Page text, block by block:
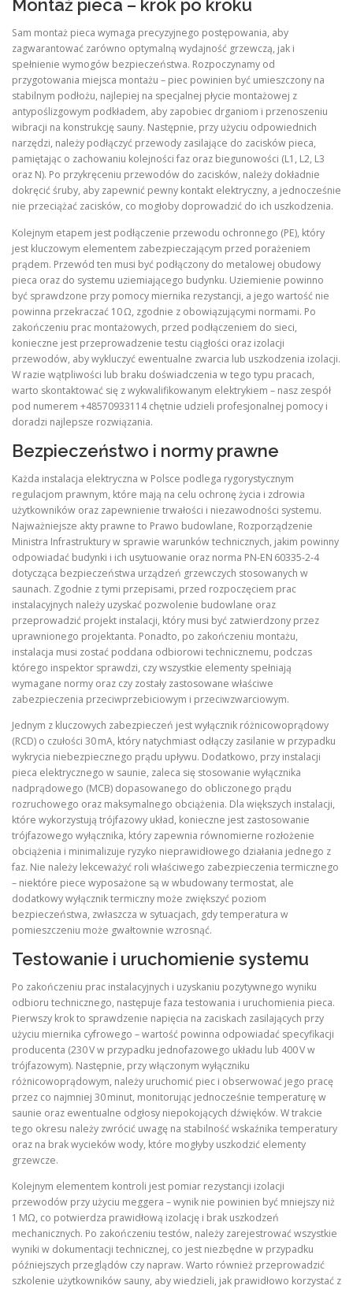
Montaż pieca – krok po kroku
Sam montaż pieca wymaga precyzyjnego postępowania, aby
zagwarantować zarówno optymalną wydajność grzewczą, jak i
spełnienie wymogów bezpieczeństwa. Rozpoczynamy od
przygotowania miejsca montażu – piec powinien być umieszczony na
stabilnym podłożu, najlepiej na specjalnej płycie montażowej z
antypoślizgowym podkładem, aby zapobiec drganiom i przenoszeniu
wibracji na konstrukcję sauny. Następnie, przy użyciu odpowiednich
narzędzi, należy podłączyć przewody zasilające do zacisków pieca,
pamiętając o zachowaniu kolejności faz oraz biegunowości (L1, L2, L3
oraz N). Po przykręceniu przewodów do zacisków, należy dokładnie
dokręcić śruby, aby zapewnić pewny kontakt elektryczny, a jednocześnie
nie przeciążać zacisków, co mogłoby doprowadzić do ich uszkodzenia.
Kolejnym etapem jest podłączenie przewodu ochronnego (PE), który
jest kluczowym elementem zabezpieczającym przed porażeniem
prądem. Przewód ten musi być podłączony do metalowej obudowy
pieca oraz do systemu uziemiającego budynku. Uziemienie powinno
być sprawdzone przy pomocy miernika rezystancji, a jego wartość nie
powinna przekraczać 10 Ω, zgodnie z obowiązującymi normami. Po
zakończeniu prac montażowych, przed podłączeniem do sieci,
konieczne jest przeprowadzenie testu ciągłości oraz izolacji
przewodów, aby wykluczyć ewentualne zwarcia lub uszkodzenia izolacji.
W razie wątpliwości lub braku doświadczenia w tego typu pracach,
warto skontaktować się z wykwalifikowanym elektrykiem – nasz zespół
pod numerem +48570933114 chętnie udzieli profesjonalnej pomocy i
doradzi najlepsze rozwiązania.
Bezpieczeństwo i normy prawne
Każda instalacja elektryczna w Polsce podlega rygorystycznym
regulacjom prawnym, które mają na celu ochronę życia i zdrowia
użytkowników oraz zapewnienie trwałości i niezawodności systemu.
Najważniejsze akty prawne to Prawo budowlane, Rozporządzenie
Ministra Infrastruktury w sprawie warunków technicznych, jakim powinny
odpowiadać budynki i ich usytuowanie oraz norma PN‑EN 60335‑2‑4
dotycząca bezpieczeństwa urządzeń grzewczych stosowanych w
saunach. Zgodnie z tymi przepisami, przed rozpoczęciem prac
instalacyjnych należy uzyskać pozwolenie budowlane oraz
przeprowadzić projekt instalacji, który musi być zatwierdzony przez
uprawnionego projektanta. Ponadto, po zakończeniu montażu,
instalacja musi zostać poddana odbiorowi technicznemu, podczas
którego inspektor sprawdzi, czy wszystkie elementy spełniają
wymagane normy oraz czy zostały zastosowane właściwe
zabezpieczenia przeciwprzebiciowym i przeciwzwarciowym.
Jednym z kluczowych zabezpieczeń jest wyłącznik różnicowoprądowy
(RCD) o czułości 30 mA, który natychmiast odłączy zasilanie w przypadku
wykrycia niebezpiecznego prądu upływu. Dodatkowo, przy instalacji
pieca elektrycznego w saunie, zaleca się stosowanie wyłącznika
nadprądowego (MCB) dopasowanego do obliczonego prądu
rozruchowego oraz maksymalnego obciążenia. Dla większych instalacji,
które wykorzystują trójfazowy układ, konieczne jest zastosowanie
trójfazowego wyłącznika, który zapewnia równomierne rozłożenie
obciążenia i minimalizuje ryzyko nieprawidłowego działania jednego z
faz. Nie należy lekceważyć roli właściwego zabezpieczenia termicznego
– niektóre piece wyposażone są w wbudowany termostat, ale
dodatkowy wyłącznik termiczny może zwiększyć poziom
bezpieczeństwa, zwłaszcza w sytuacjach, gdy temperatura w
pomieszczeniu może gwałtownie wzrosnąć.
Testowanie i uruchomienie systemu
Po zakończeniu prac instalacyjnych i uzyskaniu pozytywnego wyniku
odbioru technicznego, następuje faza testowania i uruchomienia pieca.
Pierwszy krok to sprawdzenie napięcia na zaciskach zasilających przy
użyciu miernika cyfrowego – wartość powinna odpowiadać specyfikacji
producenta (230 V w przypadku jednofazowego układu lub 400 V w
trójfazowym). Następnie, przy włączonym wyłączniku
różnicowoprądowym, należy uruchomić piec i obserwować jego pracę
przez co najmniej 30 minut, monitorując jednocześnie temperaturę w
saunie oraz ewentualne odgłosy niepokojących dźwięków. W trakcie
tego okresu należy zwrócić uwagę na stabilność wskaźnika temperatury
oraz na brak wycieków wody, które mogłyby uszkodzić elementy
grzewcze.
Kolejnym elementem kontroli jest pomiar rezystancji izolacji
przewodów przy użyciu meggera – wynik nie powinien być mniejszy niż
1 MΩ, co potwierdza prawidłową izolację i brak uszkodzeń
mechanicznych. Po zakończeniu testów, należy zarejestrować wszystkie
wyniki w dokumentacji technicznej, co jest niezbędne w przypadku
późniejszych przeglądów czy napraw. Warto również przeprowadzić
szkolenie użytkowników sauny, aby wiedzieli, jak prawidłowo korzystać z